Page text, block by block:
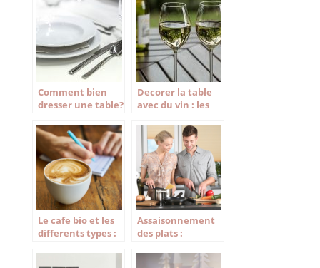
Comment bien
dresser une table?
Decorer la table
avec du vin : les
Le cafe bio et les
differents types :
Assaisonnement
des plats :
choisir vos epices